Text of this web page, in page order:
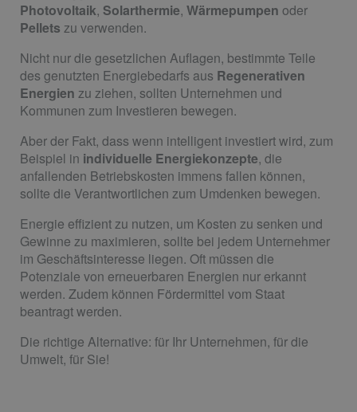
Photovoltaik, Solarthermie, Wärmepumpen oder
Pellets zu verwenden.
Nicht nur die gesetzlichen Auflagen, bestimmte Teile
des genutzten Energiebedarfs aus Regenerativen
Energien zu ziehen, sollten Unternehmen und
Kommunen zum Investieren bewegen.
Aber der Fakt, dass wenn intelligent investiert wird, zum
Beispiel in individuelle Energiekonzepte, die
anfallenden Betriebskosten immens fallen können,
sollte die Verantwortlichen zum Umdenken bewegen.
Energie effizient zu nutzen, um Kosten zu senken und
Gewinne zu maximieren, sollte bei jedem Unternehmer
im Geschäftsinteresse liegen. Oft müssen die
Potenziale von erneuerbaren Energien nur erkannt
werden. Zudem können Fördermittel vom Staat
beantragt werden.
Die richtige Alternative: für Ihr Unternehmen, für die
Umwelt, für Sie!